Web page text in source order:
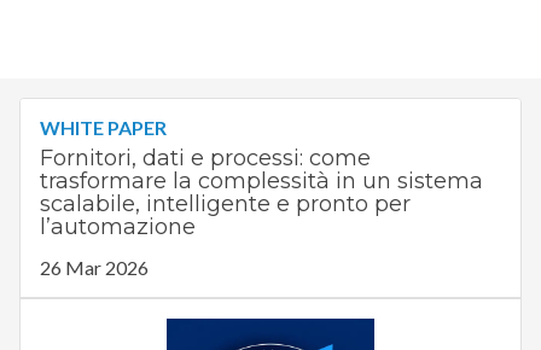
WHITE PAPER
Fornitori, dati e processi: come
trasformare la complessità in un sistema
scalabile, intelligente e pronto per
l’automazione
26 Mar 2026